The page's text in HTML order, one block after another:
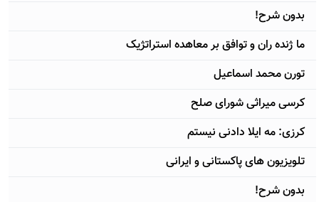
بدون شرح!
ما ژنده ران و توافق بر معاهده استراتژیک
تورن محمد اسماعیل
کرسی میراثی شورای صلح
کرزی: مه ایلا دادنی نیستم
تلویزیون های پاکستانی و ایرانی
بدون شرح!